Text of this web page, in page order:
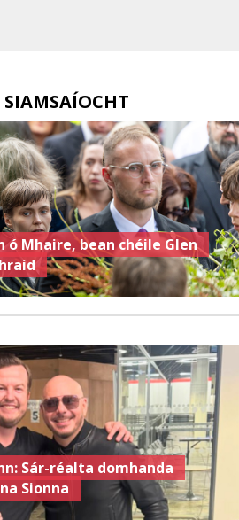
ó Mhaire, bean chéile Glen
Sár-réalta domhanda
Sionna